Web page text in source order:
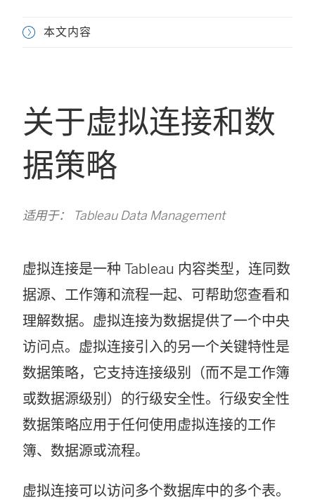
本文内容
关于虚拟连接和数
据策略
适用于： Tableau Data Management
虚拟连接是一种 Tableau 内容类型，连同数
据源、工作簿和流程一起、可帮助您查看和
理解数据。虚拟连接为数据提供了一个中央
访问点。虚拟连接引入的另一个关键特性是
数据策略，它支持连接级别（而不是工作簿
或数据源级别）的行级安全性。行级安全性
数据策略应用于任何使用虚拟连接的工作
簿、数据源或流程。
虚拟连接可以访问多个数据库中的多个表。